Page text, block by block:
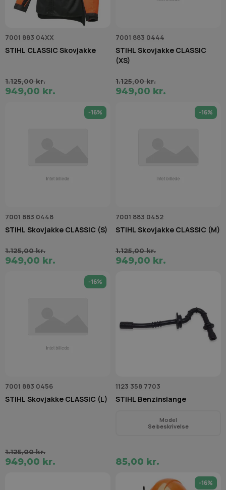
7001 883 04XX
STIHL CLASSIC Skovjakke
1.125,00 kr.
949,00 kr.
7001 883 0444
STIHL Skovjakke CLASSIC
(XS)
1.125,00 kr.
949,00 kr.
-16%
7001 883 0448
STIHL Skovjakke CLASSIC (S)
1.125,00 kr.
949,00 kr.
-16%
7001 883 0452
STIHL Skovjakke CLASSIC (M)
1.125,00 kr.
949,00 kr.
-16%
7001 883 0456
STIHL Skovjakke CLASSIC (L)
1.125,00 kr.
949,00 kr.
1123 358 7703
STIHL Benzinslange
Model
Se beskrivelse
85,00 kr.
-16%